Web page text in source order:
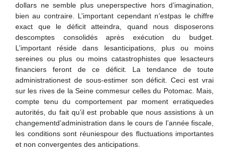
dollars ne semble plus uneperspective hors d’imagination,
bien au contraire. L’important cependant n’estpas le chiffre
exact que le déficit atteindra, quand nous disposerons
descomptes consolidés après exécution du budget.
L’important réside dans lesanticipations, plus ou moins
sereines ou plus ou moins catastrophistes que lesacteurs
financiers feront de ce déficit. La tendance de toute
administrationest de sous-estimer son déficit. Ceci est vrai
sur les rives de la Seine commesur celles du Potomac. Mais,
compte tenu du comportement par moment erratiquedes
autorités, du fait qu’il est probable que nous assistions à un
changementd’administration dans le cours de l’année fiscale,
les conditions sont réuniespour des fluctuations importantes
et non convergentes des anticipations.